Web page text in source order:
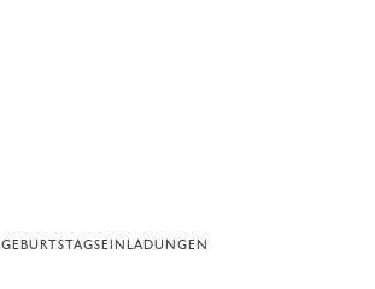
GEBURTSTAGSEINLADUNGEN